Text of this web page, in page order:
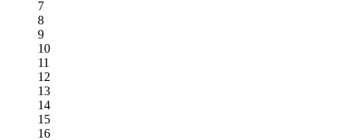
7
8
9
10
11
12
13
14
15
16